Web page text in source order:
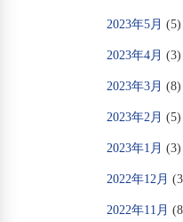
2023年5月 (5)
2023年4月 (3)
2023年3月 (8)
2023年2月 (5)
2023年1月 (3)
2022年12月
2022年11月